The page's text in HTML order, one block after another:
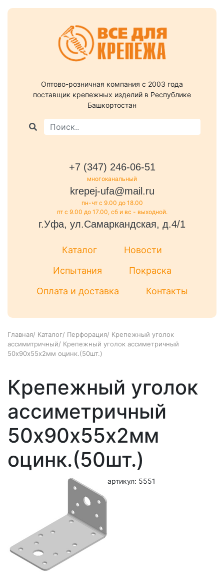
Оптово-розничная компания c 2003 года
поставщик крепежных изделий в Республике
Башкортостан
+7 (347) 246-06-51
многоканальный
krepej-ufa@mail.ru
пн-чт с 9.00 до 18.00
пт с 9.00 до 17.00, сб и вс - выходной.
г.Уфа, ул.Самаркандская, д.4/1
Каталог
Новости
Испытания
Покраска
Оплата и доставка
Контакты
Главная/ Каталог/ Перфорация/ Крепежный уголок
ассимитричный/ Крепежный уголок ассиметричный
50х90х55х2мм оцинк.(50шт.)
Крепежный уголок
ассиметричный
50х90х55х2мм
оцинк.(50шт.)
артикул: 5551